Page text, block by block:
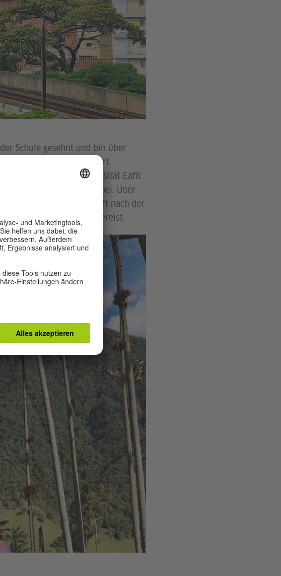
Schule gesehnt und bin über
Diese organisiert
der Privatuniversität Eafit
und Partys ist alles dabei. Über
denen ich mich auch oft nach der
auch durch Kolumbien gereist.